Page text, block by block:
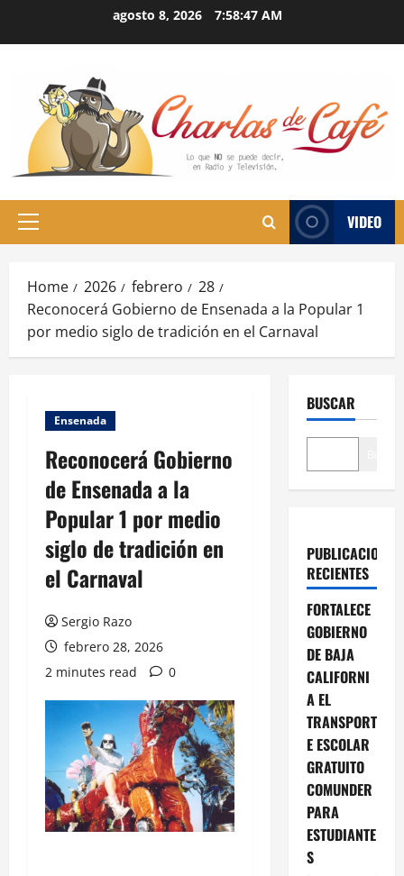
agosto 8, 2026 7:58:48 AM
Primary
VIDEO
Home 2026 febrero
28
Reconocerá Gobierno de Ensenada a la Popular 1
por medio siglo de tradición en el Carnaval
Ensenada
Reconocerá Gobierno
de Ensenada a la
Popular 1 por medio
siglo de tradición en
el Carnaval
Sergio Razo
febrero 28, 2026
2 minutes read
0
BUSCAR
PUBLICACIONES
RECIENTES
FORTALECE
GOBIERNO
DE BAJA
CALIFORNI
A EL
TRANSPORT
E ESCOLAR
GRATUITO
COMUNDER
PARA
ESTUDIANTE
S